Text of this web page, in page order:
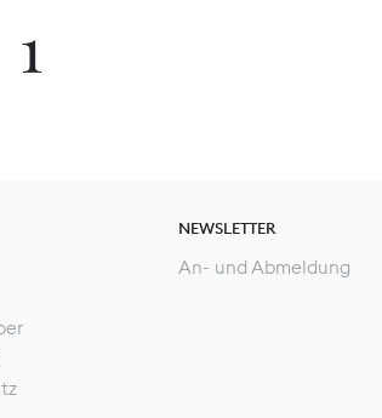
1
NEWSLETTER
An- und Abmeldung